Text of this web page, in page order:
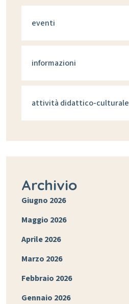
eventi
informazioni
attività didattico-culturale
Archivio
Giugno 2026
Maggio 2026
Aprile 2026
Marzo 2026
Febbraio 2026
Gennaio 2026